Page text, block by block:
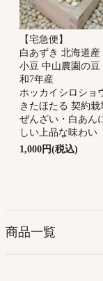
【宅急便】
白あずき 北海道産
小豆 中山農園の豆
和7年産
ホッカイシロショ
きたほたる 契約栽
ぜんざい・白あん
しい上品な味わい
1,000円(税込)
商品一覧